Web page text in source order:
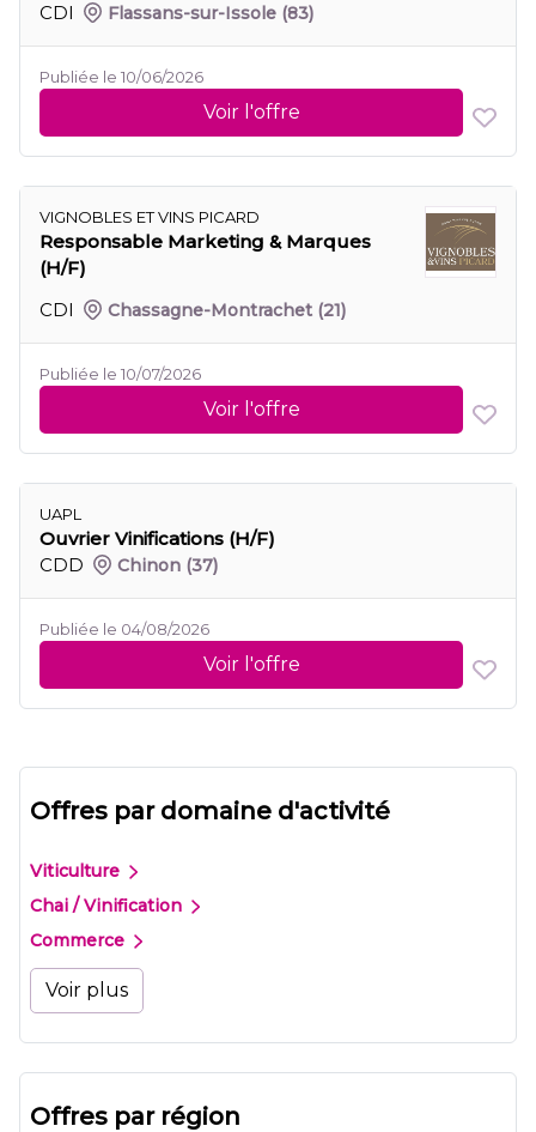
CDI Flassans-sur-Issole (83)
Publiée le 10/06/2026
Voir l'offre
VIGNOBLES ET VINS PICARD
Responsable Marketing & Marques
(H/F)
CDI
Chassagne-Montrachet (21)
Publiée le 10/07/2026
Voir l'offre
UAPL
Ouvrier Vinifications (H/F)
CDD
Chinon (37)
Publiée le 04/08/2026
Voir l'offre
Offres par domaine d'activité
Viticulture
Chai / Vinification
Commerce
Voir plus
Offres par région